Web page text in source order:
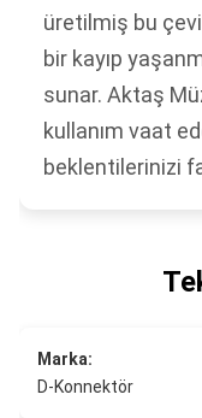
üretilmiş bu
bir kayıp
sunar. Aktaş
kullanım vaat
beklentilerinizi
Marka:
D-Konnektör